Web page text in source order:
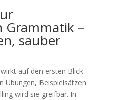
Grammatik –
sauber
auf den ersten Blick
Übungen, Beispielsätzen
wird sie greifbar. In